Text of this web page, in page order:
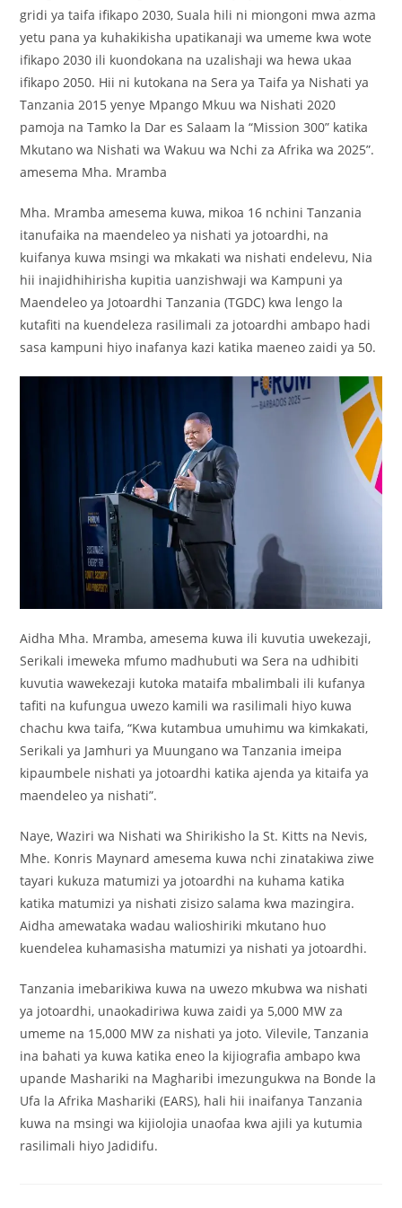
gridi ya taifa ifikapo 2030, Suala hili ni miongoni mwa azma
yetu pana ya kuhakikisha upatikanaji wa umeme kwa wote
ifikapo 2030 ili kuondokana na uzalishaji wa hewa ukaa
ifikapo 2050. Hii ni kutokana na Sera ya Taifa ya Nishati ya
Tanzania 2015 yenye Mpango Mkuu wa Nishati 2020
pamoja na Tamko la Dar es Salaam la “Mission 300” katika
Mkutano wa Nishati wa Wakuu wa Nchi za Afrika wa 2025”.
amesema Mha. Mramba
Mha. Mramba amesema kuwa, mikoa 16 nchini Tanzania
itanufaika na maendeleo ya nishati ya jotoardhi, na
kuifanya kuwa msingi wa mkakati wa nishati endelevu, Nia
hii inajidhihirisha kupitia uanzishwaji wa Kampuni ya
Maendeleo ya Jotoardhi Tanzania (TGDC) kwa lengo la
kutafiti na kuendeleza rasilimali za jotoardhi ambapo hadi
sasa kampuni hiyo inafanya kazi katika maeneo zaidi ya 50.
Aidha Mha. Mramba, amesema kuwa ili kuvutia uwekezaji,
Serikali imeweka mfumo madhubuti wa Sera na udhibiti
kuvutia wawekezaji kutoka mataifa mbalimbali ili kufanya
tafiti na kufungua uwezo kamili wa rasilimali hiyo kuwa
chachu kwa taifa, “Kwa kutambua umuhimu wa kimkakati,
Serikali ya Jamhuri ya Muungano wa Tanzania imeipa
kipaumbele nishati ya jotoardhi katika ajenda ya kitaifa ya
maendeleo ya nishati”.
Naye, Waziri wa Nishati wa Shirikisho la St. Kitts na Nevis,
Mhe. Konris Maynard amesema kuwa nchi zinatakiwa ziwe
tayari kukuza matumizi ya jotoardhi na kuhama katika
katika matumizi ya nishati zisizo salama kwa mazingira.
Aidha amewataka wadau walioshiriki mkutano huo
kuendelea kuhamasisha matumizi ya nishati ya jotoardhi.
Tanzania imebarikiwa kuwa na uwezo mkubwa wa nishati
ya jotoardhi, unaokadiriwa kuwa zaidi ya 5,000 MW za
umeme na 15,000 MW za nishati ya joto. Vilevile, Tanzania
ina bahati ya kuwa katika eneo la kijiografia ambapo kwa
upande Mashariki na Magharibi imezungukwa na Bonde la
Ufa la Afrika Mashariki (EARS), hali hii inaifanya Tanzania
kuwa na msingi wa kijiolojia unaofaa kwa ajili ya kutumia
rasilimali hiyo Jadidifu.